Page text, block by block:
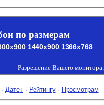
по размерам
1440x900 1366x768
Разрешение Вашего монитора:
· Дате · Рейтингу· Просмотрам